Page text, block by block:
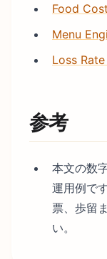
Food
Menu
Loss
参考
本文の数
運用例で
票、歩留
い。